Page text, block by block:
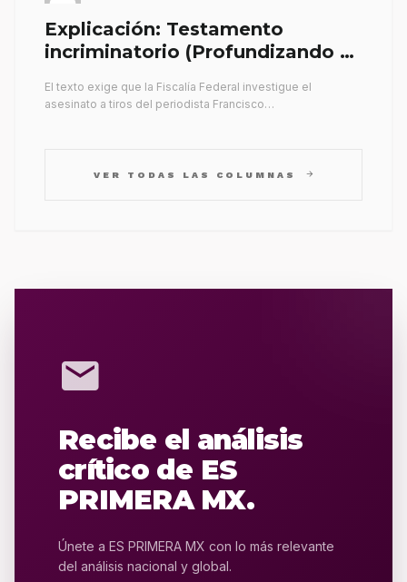
Explicación: Testamento
incriminatorio (Profundizando su
El texto exige que la Fiscalía Federal investigue el
asesinato a tiros del periodista Francisco…
VER TODAS LAS COLUMNAS arrow_forward
mail
Recibe el análisis
crítico de ES
PRIMERA MX.
Únete a ES PRIMERA MX con lo más relevante
del análisis nacional y global.